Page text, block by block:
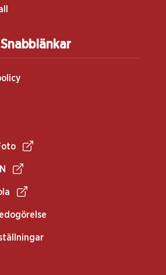
Snabblänkar